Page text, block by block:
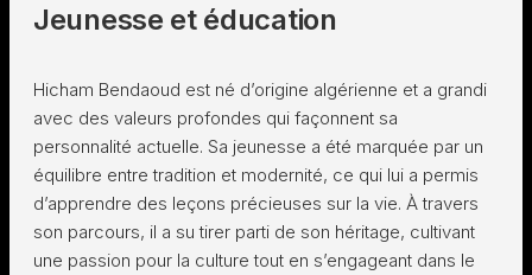
Jeunesse et éducation
Hicham Bendaoud est né d’origine algérienne et a grandi
avec des valeurs profondes qui façonnent sa
personnalité actuelle. Sa jeunesse a été marquée par un
équilibre entre tradition et modernité, ce qui lui a permis
d’apprendre des leçons précieuses sur la vie. À travers
son parcours, il a su tirer parti de son héritage, cultivant
une passion pour la culture tout en s’engageant dans le